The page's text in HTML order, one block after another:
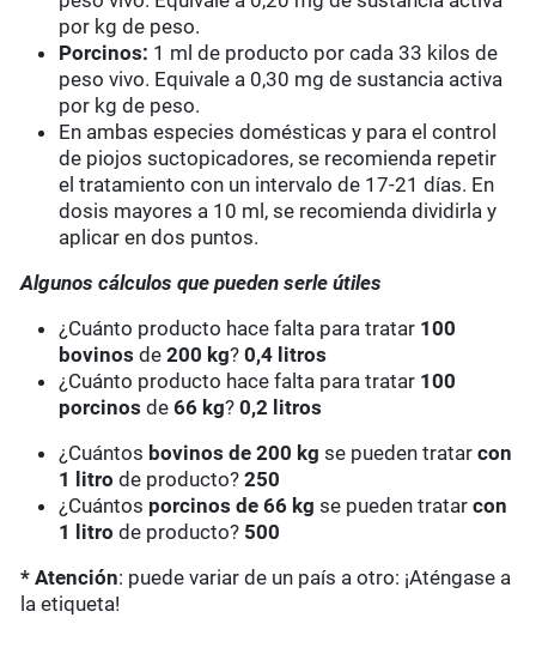
por kg de peso.
Porcinos: 1 ml de producto por cada 33 kilos de
peso vivo. Equivale a 0,30 mg de sustancia activa
por kg de peso.
En ambas especies domésticas y para el control
de piojos suctopicadores, se recomienda repetir
el tratamiento con un intervalo de 17-21 días. En
dosis mayores a 10 ml, se recomienda dividirla y
aplicar en dos puntos.
Algunos cálculos que pueden serle útiles
¿Cuánto producto hace falta para tratar 100
bovinosde200 kg?0,4 litros
¿Cuánto producto hace falta para tratar 100
porcinosde66 kg?0,2 litros
¿Cuántos bovinos de 200 kg se pueden tratarcon
1 litro de producto?250
¿Cuántos porcinos de 66 kg se pueden tratarcon
1 litro de producto? 500
* Atención: puede variar de un país a otro: ¡Aténgase a
la etiqueta!